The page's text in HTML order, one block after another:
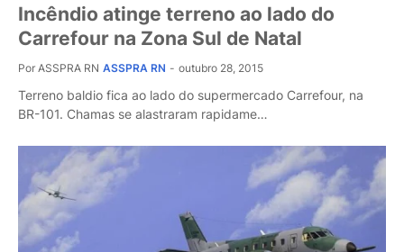
Incêndio atinge terreno ao lado do
Carrefour na Zona Sul de Natal
Por ASSPRA RN ASSPRA RN - outubro 28, 2015
Terreno baldio fica ao lado do supermercado Carrefour, na
BR-101. Chamas se alastraram rapidame…